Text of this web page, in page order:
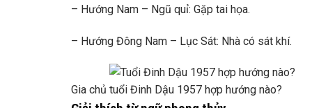
– Hướng Nam – Ngũ quỉ: Gặp tai họa.
– Hướng Đông Nam – Lục Sát: Nhà có sát khí.
Gia chủ tuổi Đinh Dậu 1957 hợp hướng nào?